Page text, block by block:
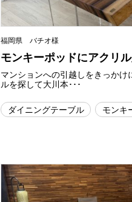
福岡県 バチオ様
モンキーポッドにアクリ
マンションへの引越しをきっかけ
ルを探して大川本･･･
ダイニングテーブル モンキ